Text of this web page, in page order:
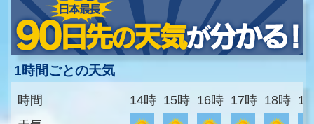
1時間ごとの天気
時間
14時 15時 16時 17時 18時